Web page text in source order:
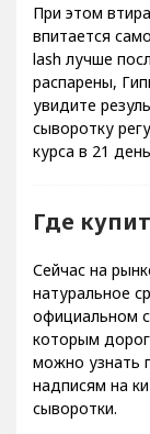
При этом
впитается
lash лучше
распарены,
увидите
сыворотку
курса в 21
Где
Сейчас на
натуральное
официальном
которым
можно узнать
надписям на
сыворотки.